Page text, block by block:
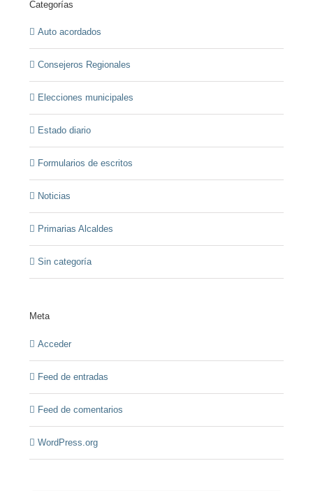
Categorías
Auto acordados
Consejeros Regionales
Elecciones municipales
Estado diario
Formularios de escritos
Noticias
Primarias Alcaldes
Sin categoría
Meta
Acceder
Feed de entradas
Feed de comentarios
WordPress.org